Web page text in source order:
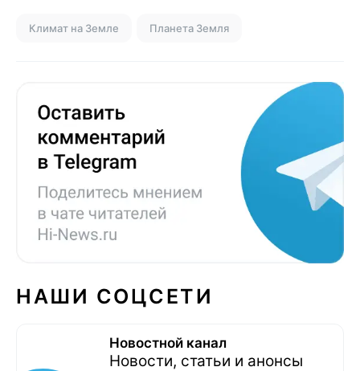
Климат на Земле Планета Земля
НАШИ СОЦСЕТИ
Новостной канал
Новости, статьи и анонсы